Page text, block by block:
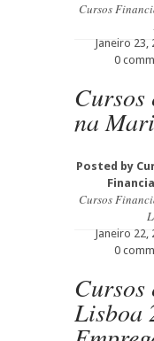
Cursos
Janeiro 23,
0
Cursos
na
Posted by
Cursos
Janeiro 22,
0
Lisboa